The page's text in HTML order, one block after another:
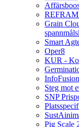
Grain
Smart
Oper8
KUR -
Steg mot
SNP
Pig Scale